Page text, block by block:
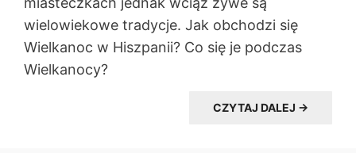
wielowiekowe tradycje. Jak obchodzi się
Wielkanoc w Hiszpanii? Co się je podczas
Wielkanocy?
CZYTAJ DALEJ →